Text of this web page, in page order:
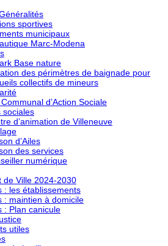
sportives
municipaux
Marc-Modena
Base nature
des périmètres de baignade pour
collectifs de mineurs
d’Action Sociale
sociales
d’animation de Villeneuve
d’Ailes
des services
numérique
de Ville 2024-2030
: les établissements
: maintien à domicile
: Plan canicule
utiles